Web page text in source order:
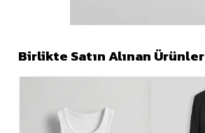
Birlikte Satın Alınan Ürünler